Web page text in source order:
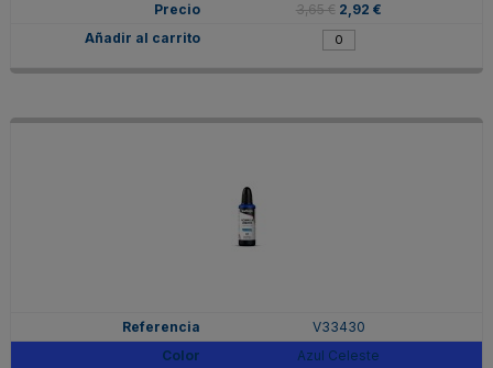
3,65 € 2,92 €
V33430
Azul Celeste